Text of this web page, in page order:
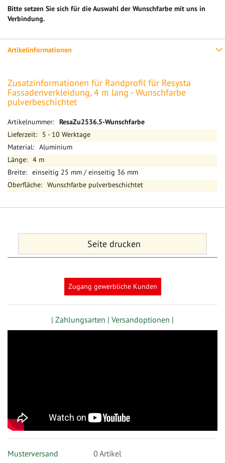
Bitte setzen Sie sich für die Auswahl der Wunschfarbe mit uns in
Verbindung.
Artikelinformationen
Zusatzinformationen für Randprofil für Resysta
Fassadenverkleidung, 4 m lang - Wunschfarbe
pulverbeschichtet
Mehr
Informationen
ResaZu2536.5-Wunschfarbe
5 - 10 Werktage
Aluminium
4 m
einseitig 25 mm / einseitig 36 mm
Wunschfarbe pulverbeschichtet
Seite drucken
Zugang gewerbliche Kunden
| Zahlungsarten | Versandoptionen |
Musterversand 0 Artikel